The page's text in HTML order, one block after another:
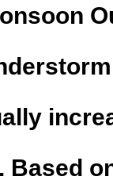
Based